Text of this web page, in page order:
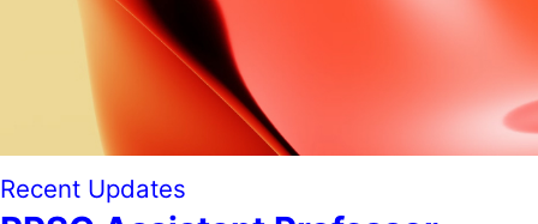
Recent Updates